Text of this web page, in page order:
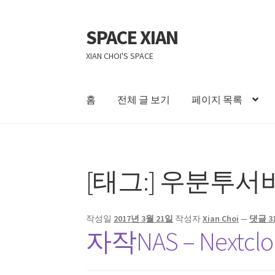
탐
색
으
건
너
컨
텐
츠
건
너
SPACE XIAN
XIAN CHOI'S SPACE
홈 전체 글 보기 페이지 목록
자작 NAS II
[태그:] 우분투서
작성일 2017년 3월 21일 작성자Xian Choi — 댓글
자작NAS –